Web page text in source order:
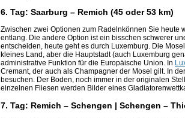
6. Tag: Saarburg – Remich (45 oder 53 km)
Zwischen zwei Optionen zum Radelnkönnen Sie heute
entlang. Die andere Option ist ein bisschen schwerer
entscheiden, heute geht es durch Luxemburg. Die
kleines Land, aber die Hauptstadt (auch Luxemburg
administrative Funktion für die Europäische Union. In
Cremant, der auch als Champagner der Mosel gilt. In
besuchen. Der Boden, noch immer in der originalen
einzelnen Fliesen werden Bilder eines
7. Tag: Remich – Schengen | Schengen –